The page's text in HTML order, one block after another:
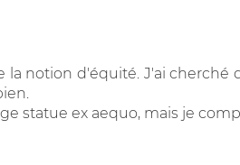
la notion d'équité. J'ai
statue ex aequo, mais je